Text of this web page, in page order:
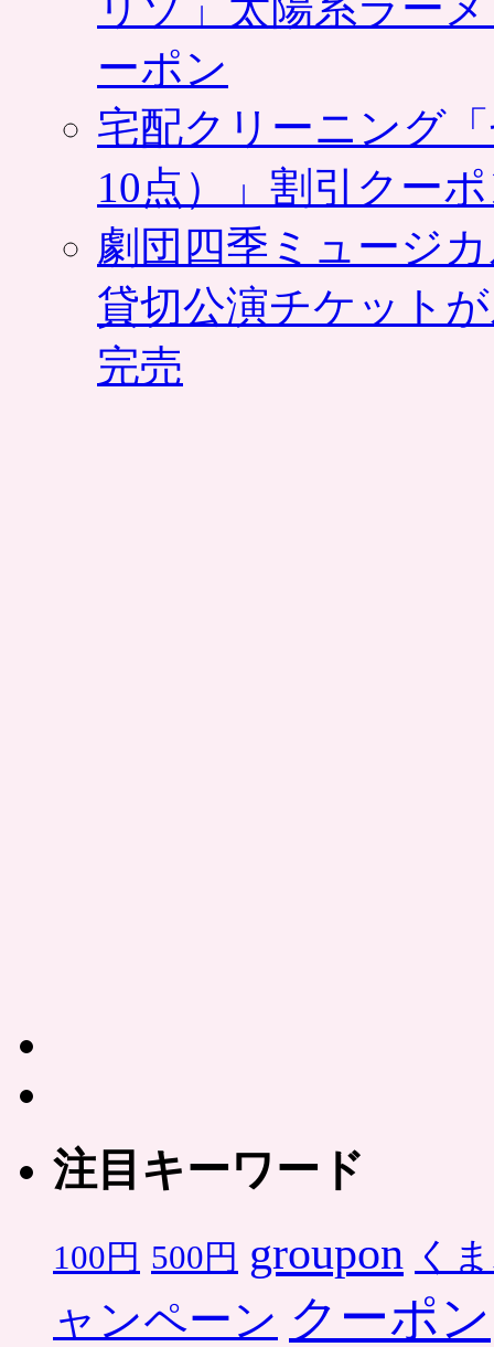
ーポン
宅配クリーニング
10点）」割引クー
劇団四季ミュージ
貸切公演チケット
完売
注目キーワード
100円 500円 groupon く
ャンペーン クーポン